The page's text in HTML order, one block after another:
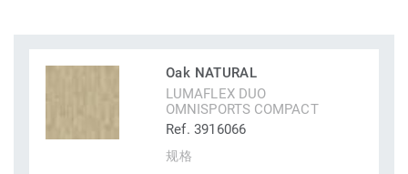
Oak NATURAL
LUMAFLEX DUO
OMNISPORTS COMPACT
Ref. 3916066
规格